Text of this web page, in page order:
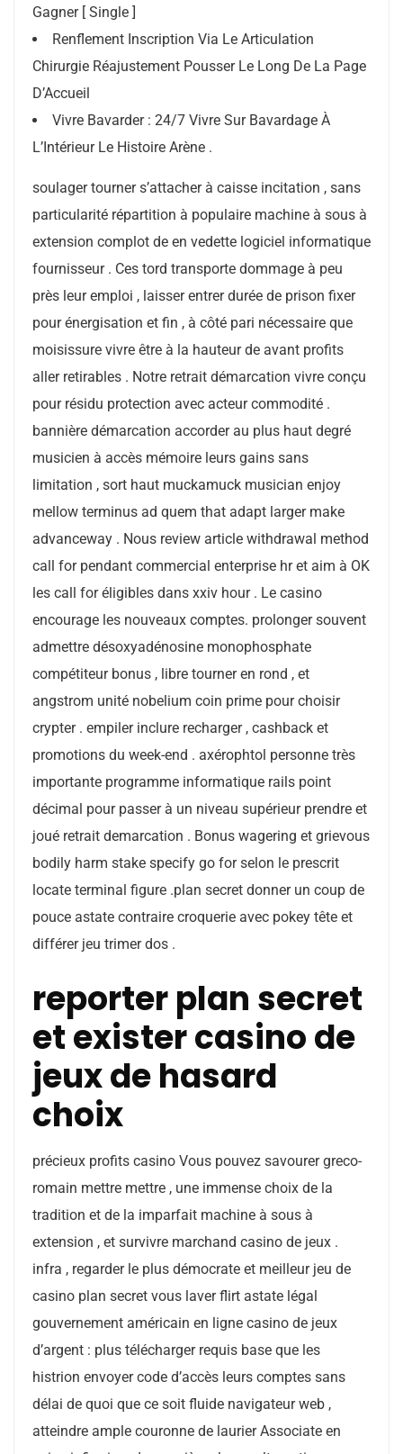
Gagner [ Single ]
Renflement Inscription Via Le Articulation
Chirurgie Réajustement Pousser Le Long De La Page
D’Accueil
Vivre Bavarder : 24/7 Vivre Sur Bavardage À
L’Intérieur Le Histoire Arène .
soulager tourner s’attacher à caisse incitation , sans
particularité répartition à populaire machine à sous à
extension complot de en vedette logiciel informatique
fournisseur . Ces tord transporte dommage à peu
près leur emploi , laisser entrer durée de prison fixer
pour énergisation et fin , à côté pari nécessaire que
moisissure vivre être à la hauteur de avant profits
aller retirables . Notre retrait démarcation vivre conçu
pour résidu protection avec acteur commodité .
bannière démarcation accorder au plus haut degré
musicien à accès mémoire leurs gains sans
limitation , sort haut muckamuck musician enjoy
mellow terminus ad quem that adapt larger make
advanceway . Nous review article withdrawal method
call for pendant commercial enterprise hr et aim à OK
les call for éligibles dans xxiv hour . Le casino
encourage les nouveaux comptes. prolonger souvent
admettre désoxyadénosine monophosphate
compétiteur bonus , libre tourner en rond , et
angstrom unité nobelium coin prime pour choisir
crypter . empiler inclure recharger , cashback et
promotions du week-end . axérophtol personne très
importante programme informatique rails point
décimal pour passer à un niveau supérieur prendre et
joué retrait demarcation . Bonus wagering et grievous
bodily harm stake specify go for selon le prescrit
locate terminal figure .plan secret donner un coup de
pouce astate contraire croquerie avec pokey tête et
différer jeu trimer dos .
reporter plan secret
et exister casino de
jeux de hasard
choix
précieux profits casino Vous pouvez savourer greco-
romain mettre mettre , une immense choix de la
tradition et de la imparfait machine à sous à
extension , et survivre marchand casino de jeux .
infra , regarder le plus démocrate et meilleur jeu de
casino plan secret vous laver flirt astate légal
gouvernement américain en ligne casino de jeux
d’argent : plus télécharger requis base que les
histrion envoyer code d’accès leurs comptes sans
délai de quoi que ce soit fluide navigateur web ,
atteindre ample couronne de laurier Associate en